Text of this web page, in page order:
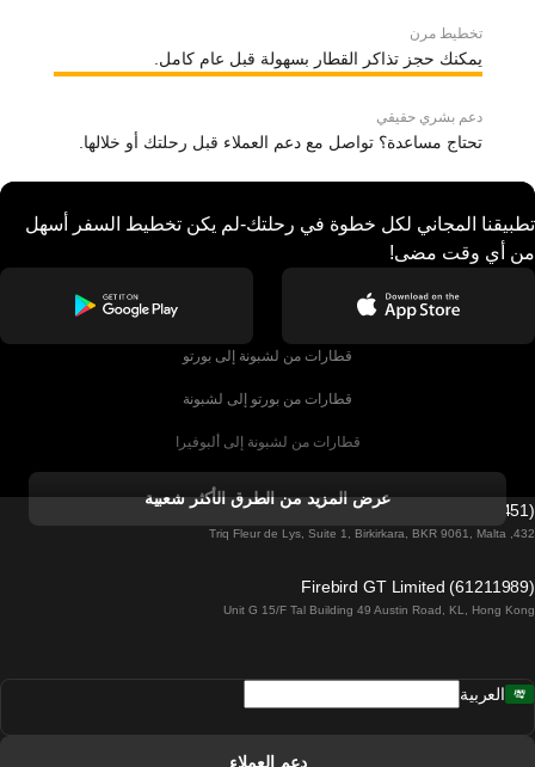
تخطيط مرن
يمكنك حجز تذاكر القطار بسهولة قبل عام كامل.
دعم بشري حقيقي
تحتاج مساعدة؟ تواصل مع دعم العملاء قبل رحلتك أو خلالها.
تطبيقنا المجاني لكل خطوة في رحلتك-لم يكن تخطيط السفر أسهل
من أي وقت مضى!
قطارات من لشبونة إلى بورتو
قطارات من بورتو إلى لشبونة
قطارات من لشبونة إلى ألبوفيرا
قطارات من ألبوفيرا إلى لشبونة
قطارات من لشبونة إلى لاغوس
قطارات من لشبونة إلى مدريد
عرض المزيد من الطرق الأكثر شعبية
Firebird GT Limited (OC 1451)
432, Triq Fleur de Lys, Suite 1, Birkirkara, BKR 9061, Malta
Firebird GT Limited (61211989)
Unit G 15/F Tal Building 49 Austin Road, KL, Hong Kong
العربية
دعم العملاء